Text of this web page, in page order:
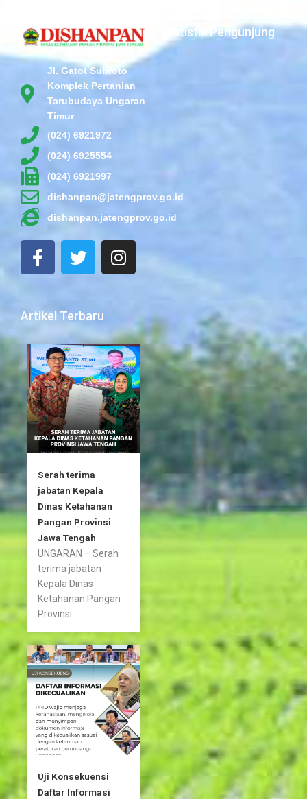
Jl. Gatot Subroto
Komplek Pertanian
Tarubudaya Ungaran
Timur
(024) 6921972
(024) 6925554
(024) 6921997
dishanpan@jatengprov.go.id
dishanpan.jatengprov.go.id
F
a
b
o
k
-
f
T
w
t
r
I
n
g
r
a
m
Statistik Pengunjung
Artikel Terbaru
Serah terima
jabatan Kepala
Dinas Ketahanan
Pangan Provinsi
Jawa Tengah
UNGARAN – Serah
terima jabatan
Kepala Dinas
Ketahanan Pangan
Provinsi...
Uji Konsekuensi
Daftar Informasi